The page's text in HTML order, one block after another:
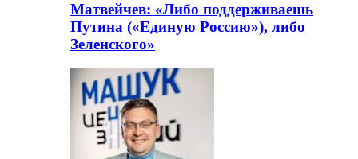
Матвейчев: «Либо поддерживаешь
Путина («Единую Россию»), либо
Зеленского»